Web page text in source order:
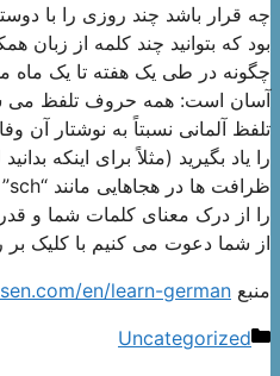
چه قرار باشد چند روزی را با
بود که بتوانید چند کلمه از
چگونه در طی یک هفته تا یک
آسان است: همه حروف تلفظ می
تلفظ آلمانی نسبتاً به نوشتار آن
را یاد بگیرید (مثلاً برای اینکه
را از درک معنای کلمات شما و
از شما دعوت می کنیم با کلیک بر
منبع en/learn-german
دسته‌ها
Uncategorized